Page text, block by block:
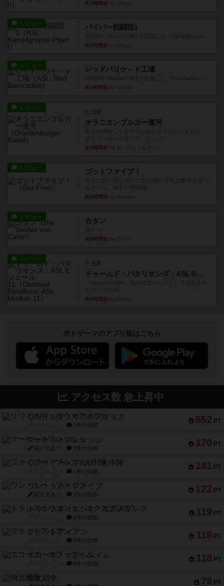
約2時間前
レビュー パイパー戦闘団1
約2時間前
レビュー レッドバリケ－ド工場
約2時間前
レビュー
充実
オラニエンブルガー運河
約2時間前
レビュー ゴットファイブ！
約4時間前
レビュー カタン
約4時間前
レビュー
充実
ドゥームド・バタリオンズ：ASLモジュール11
約5時間前
ボドゲーマのアプリ版はこちら
アクセス数 急上昇中
552 PT
リワイルド：サウスアメリカ
2件の投稿
170 PT
マーケットフレッシュ
紹介文あり 1件の投稿
141 PT
ファイアー・ブルズ / 火牛陣
1件の投稿
122 PT
ワン・トゥ・ファイブ
紹介文あり 1件の投稿
119 PT
トランスオリエント・エクスプレス
1件の投稿
118 PT
フラットアイアン
2件の投稿
118 PT
エコーズ・オブ・タイム
8件の投稿
79 PT
南北戦争